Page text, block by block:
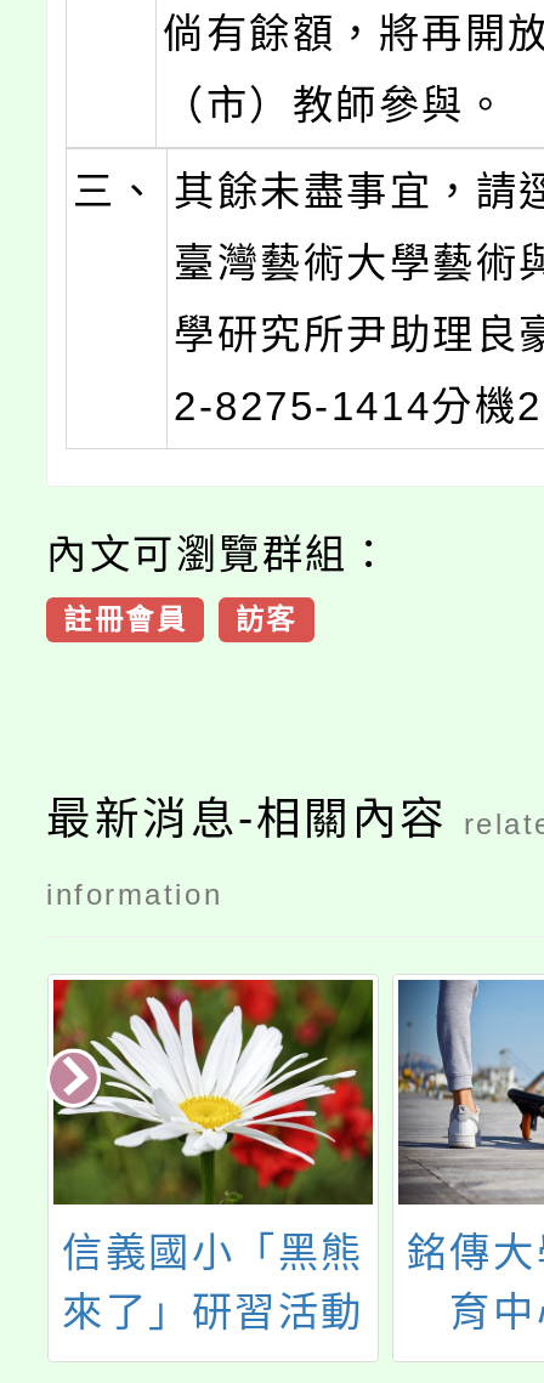
倘有餘額，將再開
（市）教師參與。
三、
其餘未盡事宜，請
臺灣藝術大學藝術
學研究所尹助理良
2-8275-1414分機
內文可瀏覽群組：
註冊會員 訪客
最新消息-相關內容
information
信義國小「黑熊
來了」研習活動
銘傳
育
「115